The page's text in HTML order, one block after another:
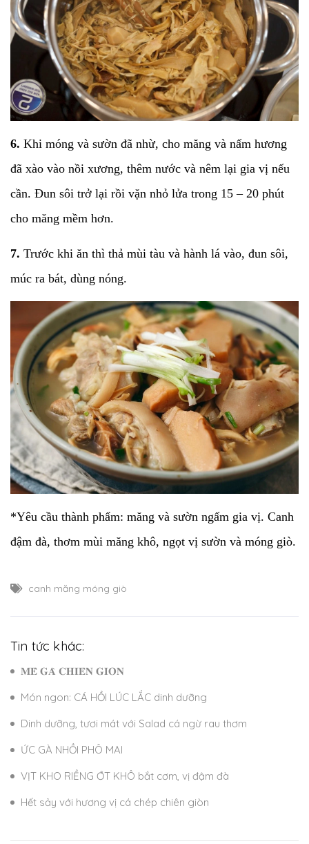
6. Khi móng và sườn đã nhừ, cho măng và nấm hương
đã xào vào nồi xương, thêm nước và nêm lại gia vị nếu
cần. Đun sôi trở lại rồi vặn nhỏ lửa trong 15 – 20 phút
cho măng mềm hơn.
7. Trước khi ăn thì thả mùi tàu và hành lá vào, đun sôi,
múc ra bát, dùng nóng.
*Yêu cầu thành phẩm: măng và sườn ngấm gia vị. Canh
đậm đà, thơm mùi măng khô, ngọt vị sườn và móng giò.
canh măng móng giò
Tin tức khác:
𝐌𝐄̂̀ 𝐆𝐀̀ 𝐂𝐇𝐈𝐄̂𝐍 𝐆𝐈𝐎̀𝐍
Món ngon: CÁ HỒI LÚC LẮC dinh dưỡng
Dinh dưỡng, tươi mát với Salad cá ngừ rau thơm
ỨC GÀ NHỒI PHÔ MAI
VỊT KHO RIỀNG ỚT KHÔ bắt cơm, vị đậm đà
Hết sảy với hương vị cá chép chiên giòn